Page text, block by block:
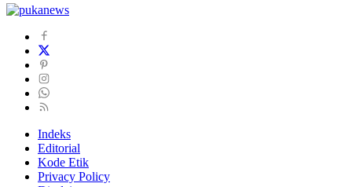
Indeks
Editorial
Kode Etik
Privacy Policy